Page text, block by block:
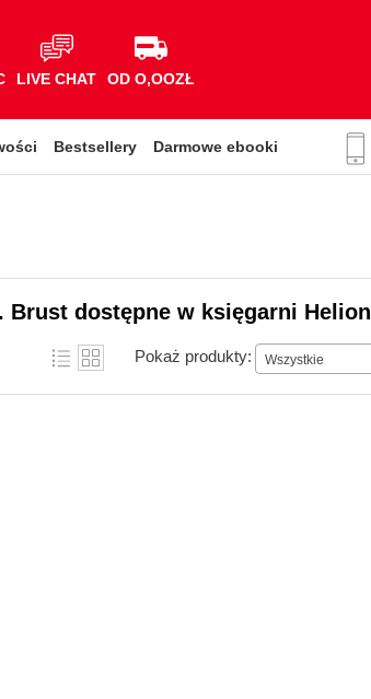
LIVE CHAT OD O,OOZŁ
Bestsellery Darmowe ebooki
Brust dostępne w księgarni Helion
Pokaż produkty: Wszystkie